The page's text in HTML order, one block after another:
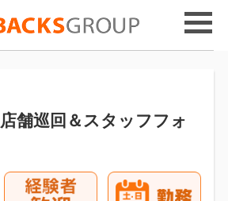
店舗巡回＆スタッフフォ